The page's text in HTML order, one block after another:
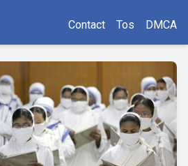
Contact Tos DMCA